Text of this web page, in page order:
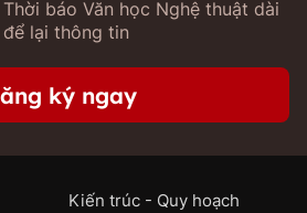
báo Văn học Nghệ thuật dài
lại thông tin
ký ngay
Kiến trúc - Quy hoạch